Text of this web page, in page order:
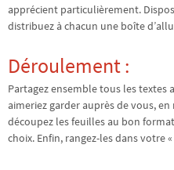
apprécient particulièrement.
distribuez à chacun une boîte
Déroulement :
Partagez ensemble tous les textes
aimeriez garder auprès de vous,
découpez les feuilles au bon
choix. Enfin, rangez-les dans votre